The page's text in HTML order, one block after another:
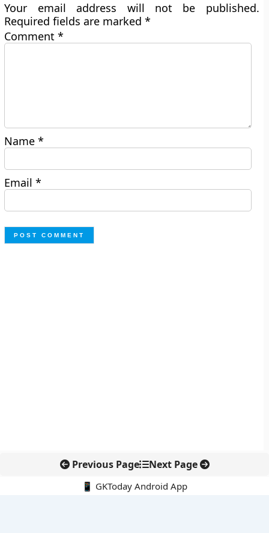
Your email address will not be published.
Required fields are marked*
Comment*
Name*
Email*
Previous Page Next Page
📱 GKToday Android App